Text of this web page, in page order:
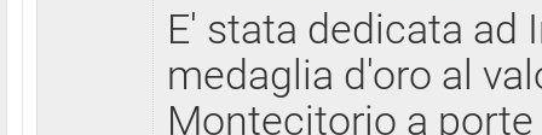
E' stata dedicata ad
medaglia d'oro al
Montecitorio a